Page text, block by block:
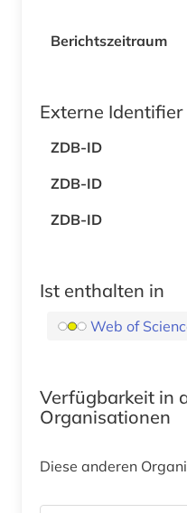
Berichtszeitraum
Externe Identifier
ZDB-ID
ZDB-ID
ZDB-ID
Ist enthalten in
Web of
Verfügbarkeit in
Organisationen
Diese anderen